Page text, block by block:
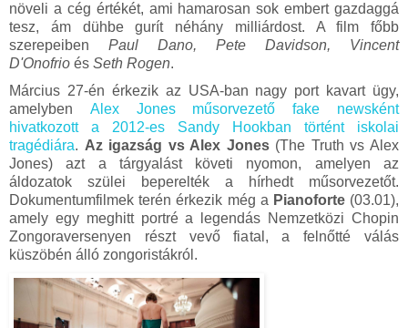
növeli a cég értékét, ami hamarosan sok embert gazdaggá
tesz, ám dühbe gurít néhány milliárdost. A film főbb
szerepeiben Paul Dano, Pete Davidson, Vincent
D'Onofrio és Seth Rogen.
Március 27-én érkezik az USA-ban nagy port kavart ügy,
amelyben Alex Jones műsorvezető fake newsként
hivatkozott a 2012-es Sandy Hookban történt iskolai
tragédiára. Az igazság vs Alex Jones (The Truth vs Alex
Jones) azt a tárgyalást követi nyomon, amelyen az
áldozatok szülei beperelték a hírhedt műsorvezetőt.
Dokumentumfilmek terén érkezik még a Pianoforte(03.01),
amely egy meghitt portré a legendás Nemzetközi Chopin
Zongoraversenyen részt vevő fiatal, a felnőtté válás
küszöbén álló zongoristákról.